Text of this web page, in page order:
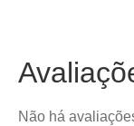
Não há